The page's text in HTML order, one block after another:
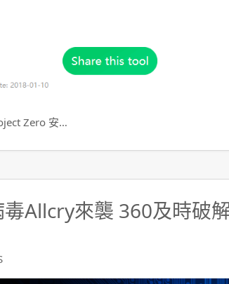
Zero 安…
Allcry來襲 360及時破